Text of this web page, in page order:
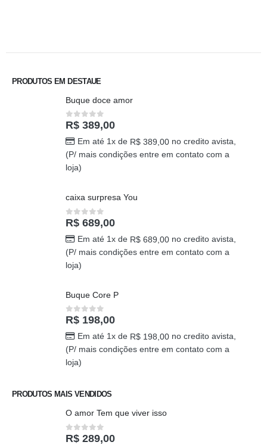
PRODUTOS EM DESTAUE
Buque doce amor
0out of 5
R$ 389,00
Em até 1x de R$389,00no credito avista,
(P/ mais condições entre em contato com a
loja)
caixa surpresa You
0out of 5
R$ 689,00
Em até 1x de R$689,00no credito avista,
(P/ mais condições entre em contato com a
loja)
Buque Core P
0out of 5
R$ 198,00
Em até 1x de R$198,00no credito avista,
(P/ mais condições entre em contato com a
loja)
PRODUTOS MAIS VENDIDOS
O amor Tem que viver isso
0out of 5
R$ 289,00